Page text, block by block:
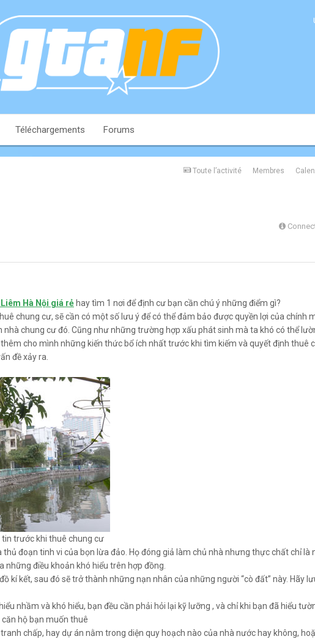
Téléchargements Forums
Toute l’activité Membres
Hà Nội giá rẻ hay tìm 1 nơi để định cư bạn cần chú ý những điểm gì?
chung cư, sẽ cần có một số lưu ý để có thể đảm bảo được quyền lợi của chính
chung cư đó. Cũng như những trường hợp xấu phát sinh mà ta khó có thể
cho mình những kiến thức bổ ích nhất trước khi tìm kiếm và quyết định thuê
đề xảy ra.
tin trước khi thuê chung cư
thủ đoạn tinh vi của bọn lừa đảo. Họ đóng giả làm chủ nhà nhưng thực chất chỉ là
những điều khoản khó hiểu trên hợp đồng.
kí kết, sau đó sẽ trở thành những nạn nhân của những người “cò đất” này. Hãy
nhầm và khó hiểu, bạn đều cần phải hỏi lại kỹ lưỡng , và chỉ khi bạn đã hiểu
căn hộ bạn muốn thuê
chấp, hay dự án nằm trong diện quy hoạch nào của nhà nước hay không,